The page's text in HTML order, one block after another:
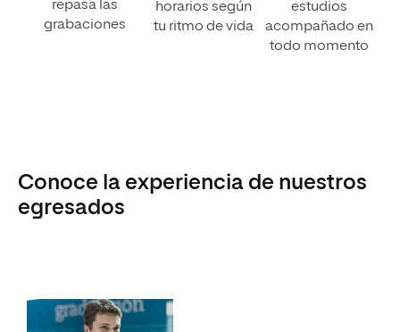
repasa las
grabaciones
horarios según
tu ritmo de vida
estudios
acompañado en
todo momento
Conoce la experiencia de nuestros
egresados